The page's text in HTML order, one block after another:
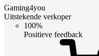
Gaming4you
Uitstekende verkoper
100%
Positieve feedback